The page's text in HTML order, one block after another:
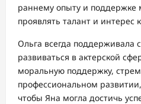
раннему опыту и поддержке
проявлять талант и интерес
Ольга всегда поддерживала
развиваться в актерской
моральную поддержку,
профессиональном
чтобы Яна могла достичь